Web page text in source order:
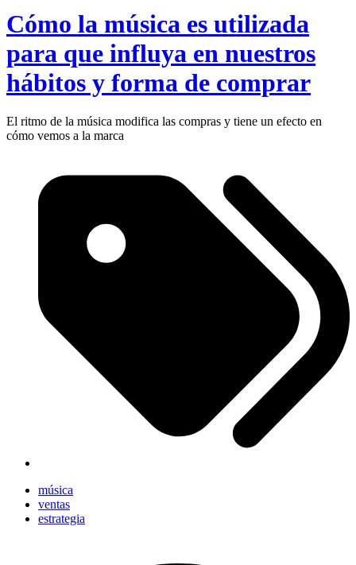
Cómo la música es utilizada
para que influya en nuestros
hábitos y forma de comprar
El ritmo de la música modifica las compras y tiene un efecto en
cómo vemos a la marca
música
ventas
estrategia